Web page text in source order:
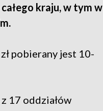
kraju, w tym w
pobierany jest 10-
17 oddziałów